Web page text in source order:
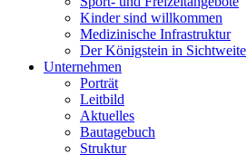
Kinder sind willkommen
Medizinische Infrastruktur
Der Königstein in Sichtweite
Unternehmen
Porträt
Leitbild
Aktuelles
Bautagebuch
Struktur